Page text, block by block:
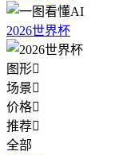
2026世界杯
图形
场景
价格
推荐
全部